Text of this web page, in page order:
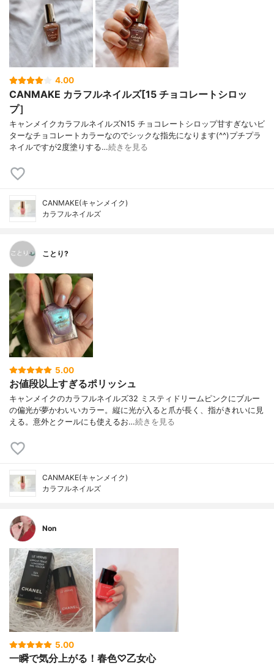
4.00
CANMAKE カラフルネイルズ[15 チョコレートシロッ
プ］
キャンメイクカラフルネイルズN15 チョコレートシロップ甘すぎないビ
ターなチョコレートカラーなのでシックな指先になります(^^)プチプラ
ネイルですが2度塗りする…続きを見る
CANMAKE(キャンメイク)
カラフルネイルズ
ことり?
5.00
お値段以上すぎるポリッシュ
キャンメイクのカラフルネイルズ32 ミスティドリームピンクにブルー
の偏光が夢かわいいカラー。縦に光が入ると爪が長く、指がきれいに見
える。意外とクールにも使えるお…続きを見る
CANMAKE(キャンメイク)
カラフルネイルズ
Non
5.00
一瞬で気分上がる！春色♡乙女心